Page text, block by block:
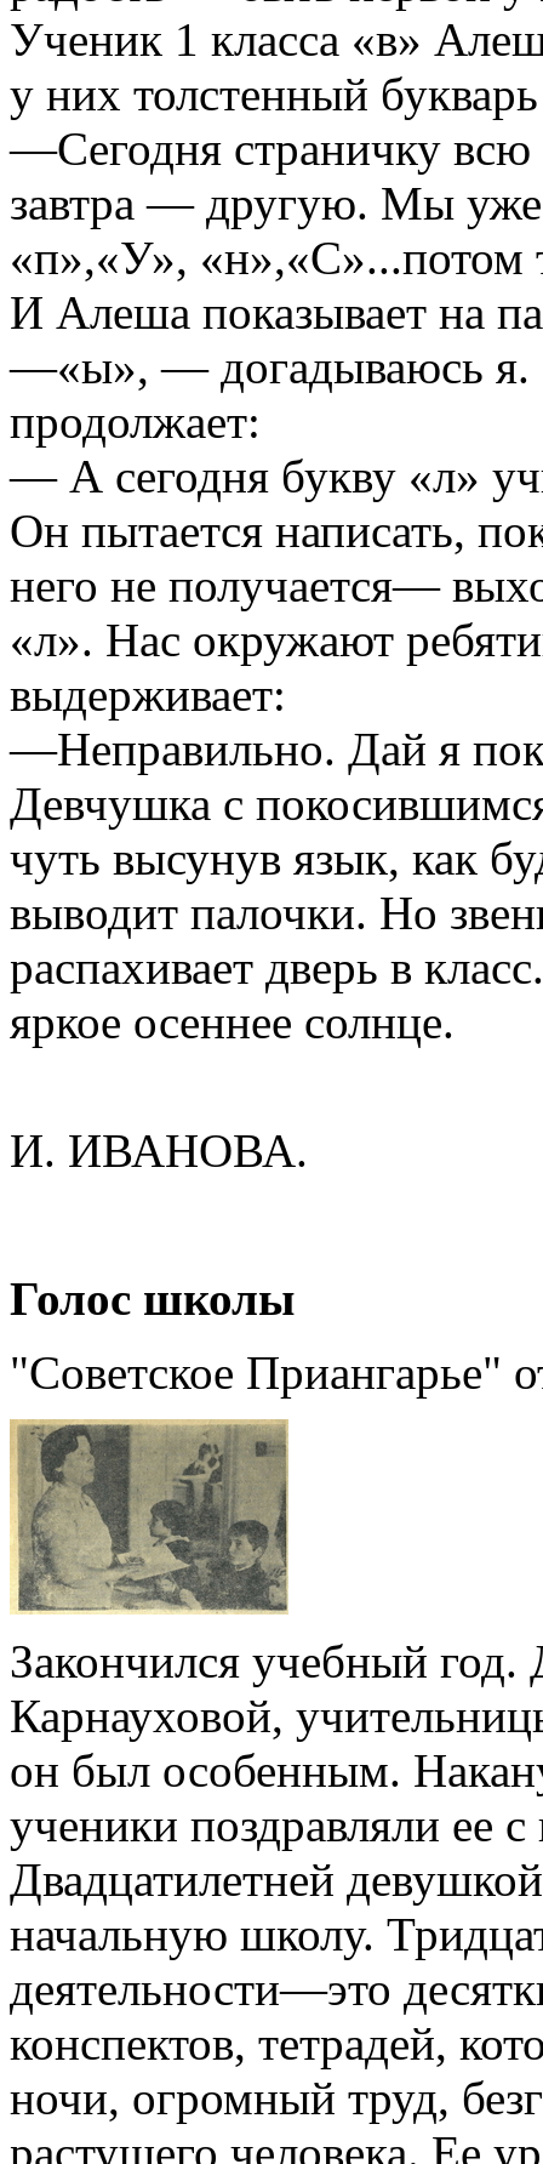
Ученик 1 класса «в»
у них толстенный
—Сегодня страничку всю
завтра — другую. Мы
«п»,«У», «н»,«С»...потом
И Алеша показывает на
—«ы», — догадываюсь я.
продолжает:
— А сегодня букву «л»
Он пытается написать,
него не получается—
«л». Нас окружают
выдерживает:
—Неправильно. Дай я
Девчушка с
чуть высунув язык, как
выводит палочки. Но
распахивает дверь в
яркое осеннее солнце.
И. ИВАНОВА.
Голос школы
"Советское Приангарье"
Закончился учебный
Карнауховой,
он был особенным.
ученики поздравляли ее
Двадцатилетней
начальную школу.
деятельности—это
конспектов, тетрадей,
ночи, огромный труд,
растущего человека. Ее